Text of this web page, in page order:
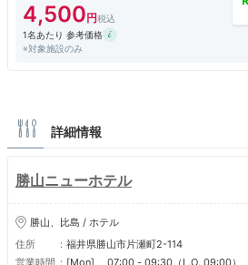
4,500
1名あたり 参考価格
※対象施設のみ
詳細情報
勝山ニューホテル
勝山、比島 / ホテル
住所
福井県勝山市片瀬町2-114